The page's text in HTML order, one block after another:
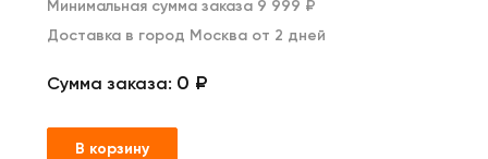
Минимальная сумма заказа 9 999 ₽
Доставка в город Москва от 2 дней
Сумма заказа: 0 ₽
В корзину